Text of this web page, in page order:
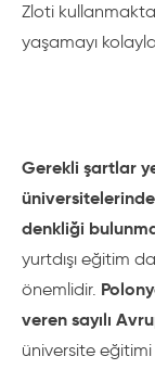
Zloti
yaşamayı
Gerekli şartlar
denkliği
yurtdışı eğitim
önemlidir.
veren sayılı
üniversite